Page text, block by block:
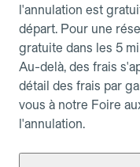
l'annulation est
départ. Pour une
gratuite dans les 5
Au-delà, des frais
détail des frais par
vous à notre Foire
l'annulation.